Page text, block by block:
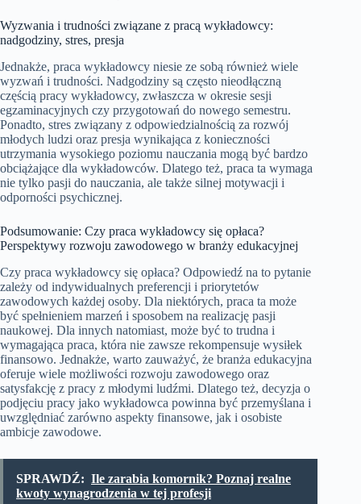
Wyzwania i trudności związane z pracą wykładowcy:
nadgodziny, stres, presja
Jednakże, praca wykładowcy niesie ze sobą również wiele
wyzwań i trudności. Nadgodziny są często nieodłączną
częścią pracy wykładowcy, zwłaszcza w okresie sesji
egzaminacyjnych czy przygotowań do nowego semestru.
Ponadto, stres związany z odpowiedzialnością za rozwój
młodych ludzi oraz presja wynikająca z konieczności
utrzymania wysokiego poziomu nauczania mogą być bardzo
obciążające dla wykładowców. Dlatego też, praca ta wymaga
nie tylko pasji do nauczania, ale także silnej motywacji i
odporności psychicznej.
Podsumowanie: Czy praca wykładowcy się opłaca?
Perspektywy rozwoju zawodowego w branży edukacyjnej
Czy praca wykładowcy się opłaca? Odpowiedź na to pytanie
zależy od indywidualnych preferencji i priorytetów
zawodowych każdej osoby. Dla niektórych, praca ta może
być spełnieniem marzeń i sposobem na realizację pasji
naukowej. Dla innych natomiast, może być to trudna i
wymagająca praca, która nie zawsze rekompensuje wysiłek
finansowo. Jednakże, warto zauważyć, że branża edukacyjna
oferuje wiele możliwości rozwoju zawodowego oraz
satysfakcję z pracy z młodymi ludźmi. Dlatego też, decyzja o
podjęciu pracy jako wykładowca powinna być przemyślana i
uwzględniać zarówno aspekty finansowe, jak i osobiste
ambicje zawodowe.
SPRAWDŹ: Ile zarabia komornik? Poznaj realne
kwoty wynagrodzenia w tej profesji